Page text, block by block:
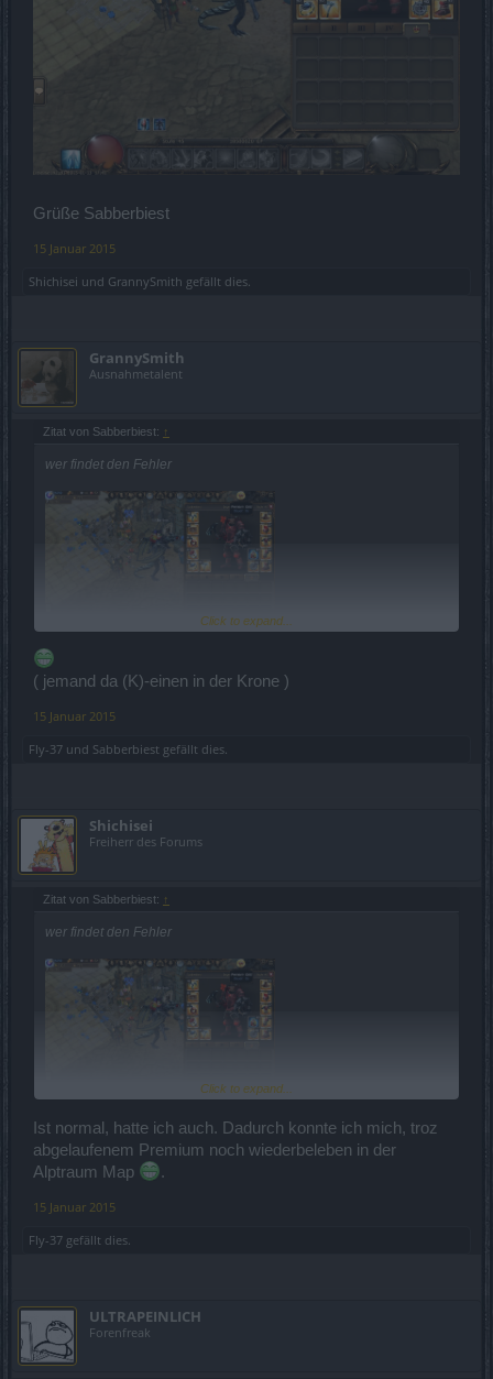
Grüße Sabberbiest
15 Januar 2015
Shichisei und GrannySmith gefällt dies.
GrannySmith
Ausnahmetalent
Zitat von Sabberbiest: ↑
wer findet den Fehler
Grüße Sabberbiest
Click to expand...
( jemand da (K)-einen in der Krone )
15 Januar 2015
Fly-37 und Sabberbiest gefällt dies.
Shichisei
Freiherr des Forums
Zitat von Sabberbiest: ↑
wer findet den Fehler
Grüße Sabberbiest
Click to expand...
Ist normal, hatte ich auch. Dadurch konnte ich mich, troz
abgelaufenem Premium noch wiederbeleben in der
Alptraum Map
.
15 Januar 2015
Fly-37 gefällt dies.
ULTRAPEINLICH
Forenfreak